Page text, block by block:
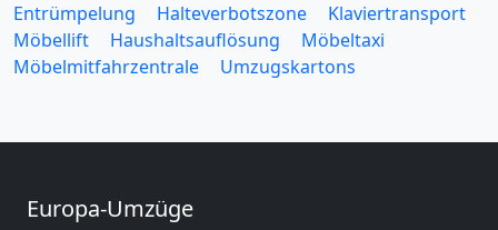
Entrümpelung
Halteverbotszone
Klaviertransport
Möbellift
Haushaltsauflösung
Möbeltaxi
Möbelmitfahrzentrale
Umzugskartons
Europa-Umzüge